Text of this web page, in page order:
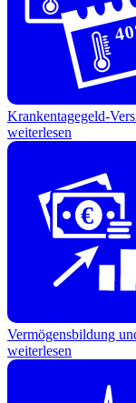
Krankentagegeld-
weiterlesen
€
Vermögensbildung
weiterlesen